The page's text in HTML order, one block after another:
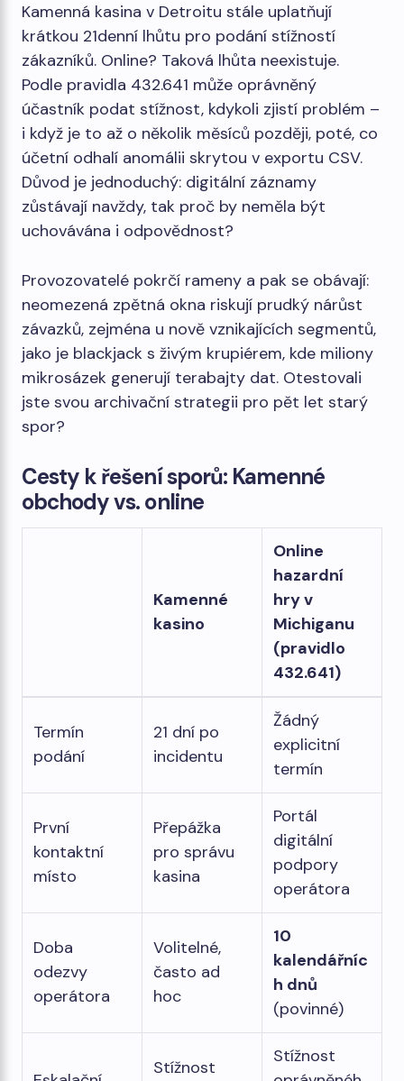
Kamenná kasina v Detroitu stále uplatňují
krátkou 21denní lhůtu pro podání stížností
zákazníků. Online? Taková lhůta neexistuje.
Podle pravidla 432.641 může oprávněný
účastník podat stížnost, kdykoli zjistí problém –
i když je to až o několik měsíců později, poté, co
účetní odhalí anomálii skrytou v exportu CSV.
Důvod je jednoduchý: digitální záznamy
zůstávají navždy, tak proč by neměla být
uchovávána i odpovědnost?
Provozovatelé pokrčí rameny a pak se obávají:
neomezená zpětná okna riskují prudký nárůst
závazků, zejména u nově vznikajících segmentů,
jako je blackjack s živým krupiérem, kde miliony
mikrosázek generují terabajty dat. Otestovali
jste svou archivační strategii pro pět let starý
spor?
Cesty k řešení sporů: Kamenné
obchody vs. online
Kamenné
kasino
Online
hazardní
hry v
Michiganu
(pravidlo
432.641)
Termín
podání
21 dní po
incidentu
Žádný
explicitní
termín
První
kontaktní
místo
Přepážka
pro správu
kasina
Portál
digitální
podpory
operátora
Doba
odezvy
operátora
Volitelné,
často ad
hoc
10
kalendářníc
h dnů
(povinné)
Stížnost
Stížnost